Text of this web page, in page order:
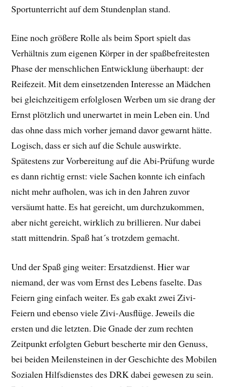
Sportunterricht auf dem Stundenplan stand.
Eine noch größere Rolle als beim Sport spielt das
Verhältnis zum eigenen Körper in der spaßbefreitesten
Phase der menschlichen Entwicklung überhaupt: der
Reifezeit. Mit dem einsetzenden Interesse an Mädchen
bei gleichzeitigem erfolglosen Werben um sie drang der
Ernst plötzlich und unerwartet in mein Leben ein. Und
das ohne dass mich vorher jemand davor gewarnt hätte.
Logisch, dass er sich auf die Schule auswirkte.
Spätestens zur Vorbereitung auf die Abi-Prüfung wurde
es dann richtig ernst: viele Sachen konnte ich einfach
nicht mehr aufholen, was ich in den Jahren zuvor
versäumt hatte. Es hat gereicht, um durchzukommen,
aber nicht gereicht, wirklich zu brillieren. Nur dabei
statt mittendrin. Spaß hat´s trotzdem gemacht.
Und der Spaß ging weiter: Ersatzdienst. Hier war
niemand, der was vom Ernst des Lebens faselte. Das
Feiern ging einfach weiter. Es gab exakt zwei Zivi-
Feiern und ebenso viele Zivi-Ausflüge. Jeweils die
ersten und die letzten. Die Gnade der zum rechten
Zeitpunkt erfolgten Geburt bescherte mir den Genuss,
bei beiden Meilensteinen in der Geschichte des Mobilen
Sozialen Hilfsdienstes des DRK dabei gewesen zu sein.